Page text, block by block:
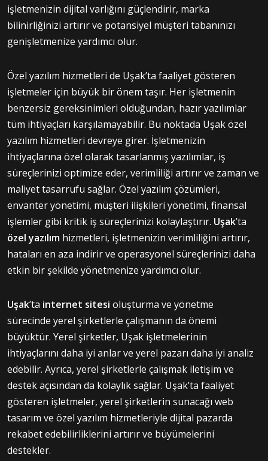
işletmenizin dijital varlığını güçlendirir, marka
bilinirliğinizi artırır ve potansiyel müşteri tabanınızı
genişletmenize yardımcı olur.
Özel yazılım hizmetleri de Uşak’ta faaliyet gösteren
işletmeler için büyük bir önem taşır. Her işletmenin
benzersiz gereksinimleri olduğundan, hazır yazılımlar
tüm ihtiyaçları karşılamayabilir. Bu noktada Uşak özel
yazılım hizmetleri devreye girer. İşletmenizin
ihtiyaçlarına özel olarak tasarlanmış yazılımlar, iş
süreçlerinizi optimize eder, verimliliği artırır ve zaman ve
maliyet tasarrufu sağlar. Özel yazılım çözümleri,
envanter yönetimi, müşteri ilişkileri yönetimi, finansal
işlemler gibi kritik iş süreçlerinizi kolaylaştırır. Uşak’ta
özel yazılım hizmetleri, işletmenizin verimliliğini artırır,
hataları en aza indirir ve operasyonel süreçlerinizi daha
etkin bir şekilde yönetmenize yardımcı olur.
Uşak’ta internet sitesi oluşturma ve yönetme
sürecinde yerel şirketlerle çalışmanın da önemi
büyüktür. Yerel şirketler, Uşak işletmelerinin
ihtiyaçlarını daha iyi anlar ve yerel pazarı daha iyi analiz
edebilir. Ayrıca, yerel şirketlerle çalışmak iletişim ve
destek açısından da kolaylık sağlar. Uşak’ta faaliyet
gösteren işletmeler, yerel şirketlerin sunacağı web
tasarım ve özel yazılım hizmetleriyle dijital pazarda
rekabet edebilirliklerini artırır ve büyümelerini
destekler.